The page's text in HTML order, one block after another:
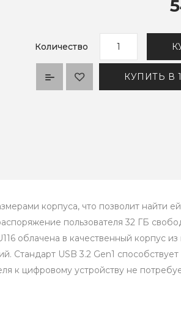
Количество
КУПИТЬ В
корпуса, что позволит найти
пользователя 32 ГБ
облачена в качественный корпус из
Стандарт USB 3.2 Gen1
к цифровому устройству не